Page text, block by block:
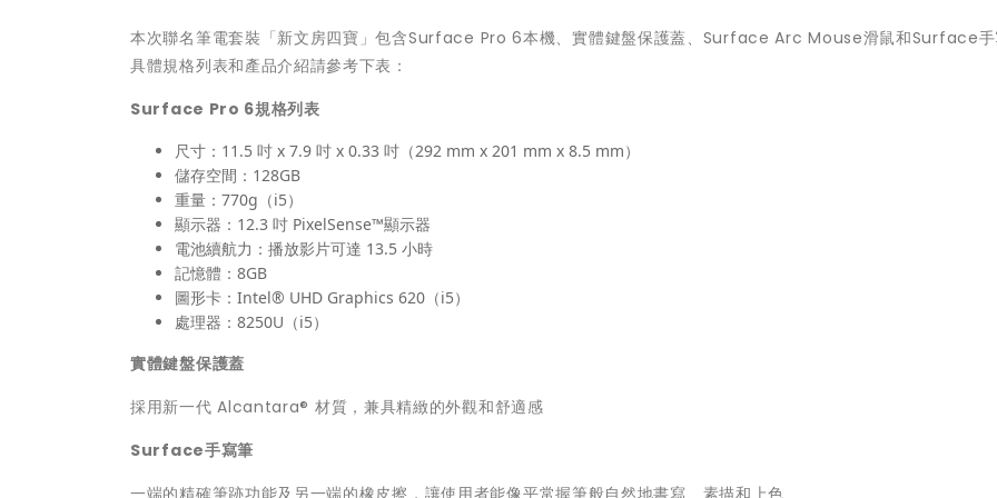
本次聯名筆電套裝「新文房四寶」包含Surface Pro 6本機、實體鍵盤保護蓋、Surface Arc Mouse滑鼠和Surface
具體規格列表和產品介紹請參考下表：
Surface Pro 6規格列表
尺寸：11.5 吋 x 7.9 吋 x 0.33 吋（292 mm x 201 mm x 8.5 mm）
儲存空間：128GB
重量：770g（i5）
顯示器：12.3 吋 PixelSense™顯示器
電池續航力：播放影片可達 13.5 小時
記憶體：8GB
圖形卡：Intel® UHD Graphics 620（i5）
處理器：8250U（i5）
實體鍵盤保護蓋
採用新一代 Alcantara® 材質，兼具精緻的外觀和舒適感
Surface手寫筆